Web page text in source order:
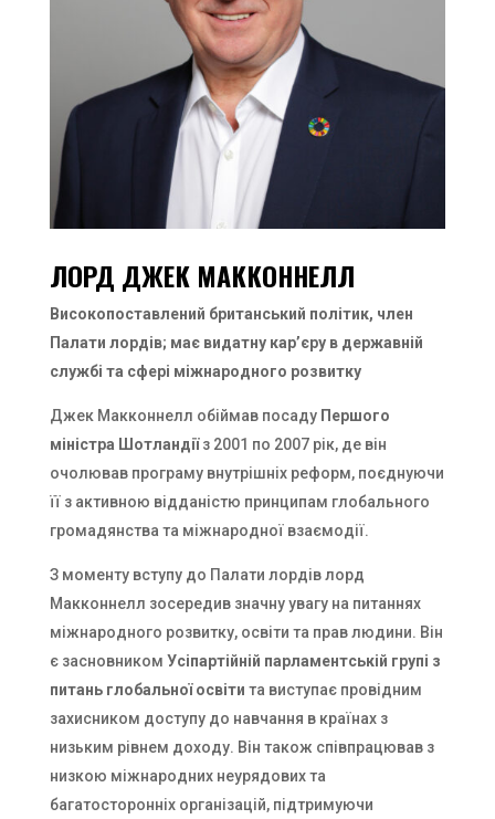
ЛОРД ДЖЕК МАККОННЕЛЛ
Високопоставлений британський політик, член
Палати лордів; має видатну кар’єру в державній
службі та сфері міжнародного розвитку
Джек Макконнелл обіймав посаду Першого
міністра Шотландіїз 2001 по 2007 рік, де він
очолював програму внутрішніх реформ, поєднуючи
її з активною відданістю принципам глобального
громадянства та міжнародної взаємодії.
З моменту вступу до Палати лордів лорд
Макконнелл зосередив значну увагу на питаннях
міжнародного розвитку, освіти та прав людини. Він
є засновником Усіпартійній парламентській групі з
питань глобальної освіти та виступає провідним
захисником доступу до навчання в країнах з
низьким рівнем доходу. Він також співпрацював з
низкою міжнародних неурядових та
багатосторонніх організацій, підтримуючи